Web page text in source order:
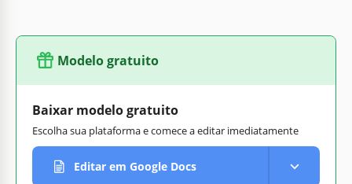
Modelo gratuito
Baixar modelo gratuito
Escolha sua plataforma e comece a editar imediatamente
Editar em Google Docs